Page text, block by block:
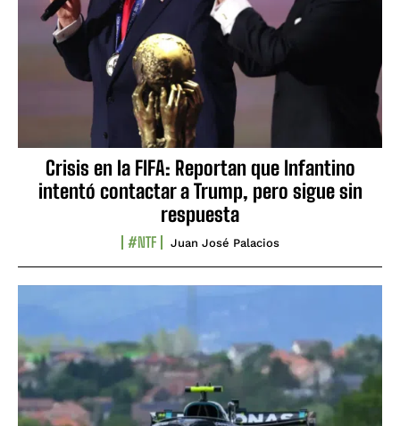
Crisis en la FIFA: Reportan que Infantino
intentó contactar a Trump, pero sigue sin
respuesta
#NTF Juan José Palacios